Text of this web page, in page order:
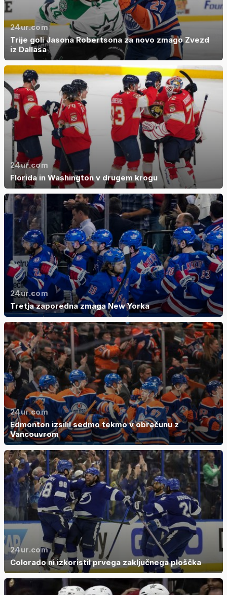
24ur.com
Trije goli Jasona Robertsona za novo zmago Zvezd
iz Dallasa
24ur.com
Florida in Washington v drugem krogu
24ur.com
Tretja zaporedna zmaga New Yorka
24ur.com
Edmonton izsilil sedmo tekmo v obračunu z
Vancouvrom
24ur.com
Colorado ni izkoristil prvega zaključnega ploščka